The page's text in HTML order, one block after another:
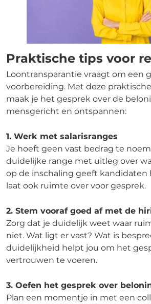
Praktische tips voor
Loontransparantie vraagt om een
voorbereiding. Met deze
maak je het gesprek over de
mensgericht en ontspannen:
1. Werk met salarisranges
Je hoeft geen vast bedrag te
duidelijke range met uitleg over
op de inschaling geeft kandidaten
laat ook ruimte over voor gesprek.
2. Stem vooraf goed af met de
Zorg dat je duidelijk weet waar
niet. Wat ligt er vast? Wat is
duidelijkheid helpt jou om het
vertrouwen te voeren.
3. Oefen het gesprek over
Plan een momentje in met een